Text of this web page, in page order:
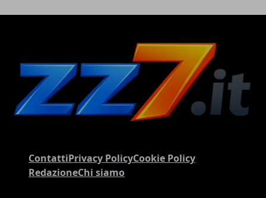
ContattiPrivacy PolicyCookie Policy
RedazioneChi siamo